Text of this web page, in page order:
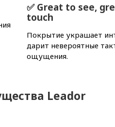
✅ Great to see,
touch
Покрытие украшает
дарит невероятные
ощущения.
Leador